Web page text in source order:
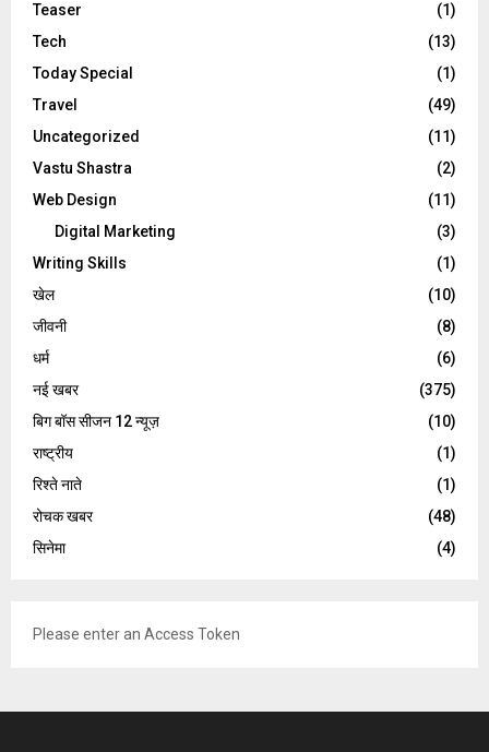
Teaser
(1)
Tech
(13)
Today Special
(1)
Travel
(49)
Uncategorized
(11)
Vastu Shastra
(2)
Web Design
(11)
Digital Marketing
(3)
Writing Skills
(1)
खेल
(10)
जीवनी
(8)
धर्म
(6)
नई खबर
(375)
बिग बॉस सीजन 12 न्यूज़
(10)
राष्ट्रीय
(1)
रिश्ते नाते
(1)
रोचक खबर
(48)
सिनेमा
(4)
Please enter an Access Token